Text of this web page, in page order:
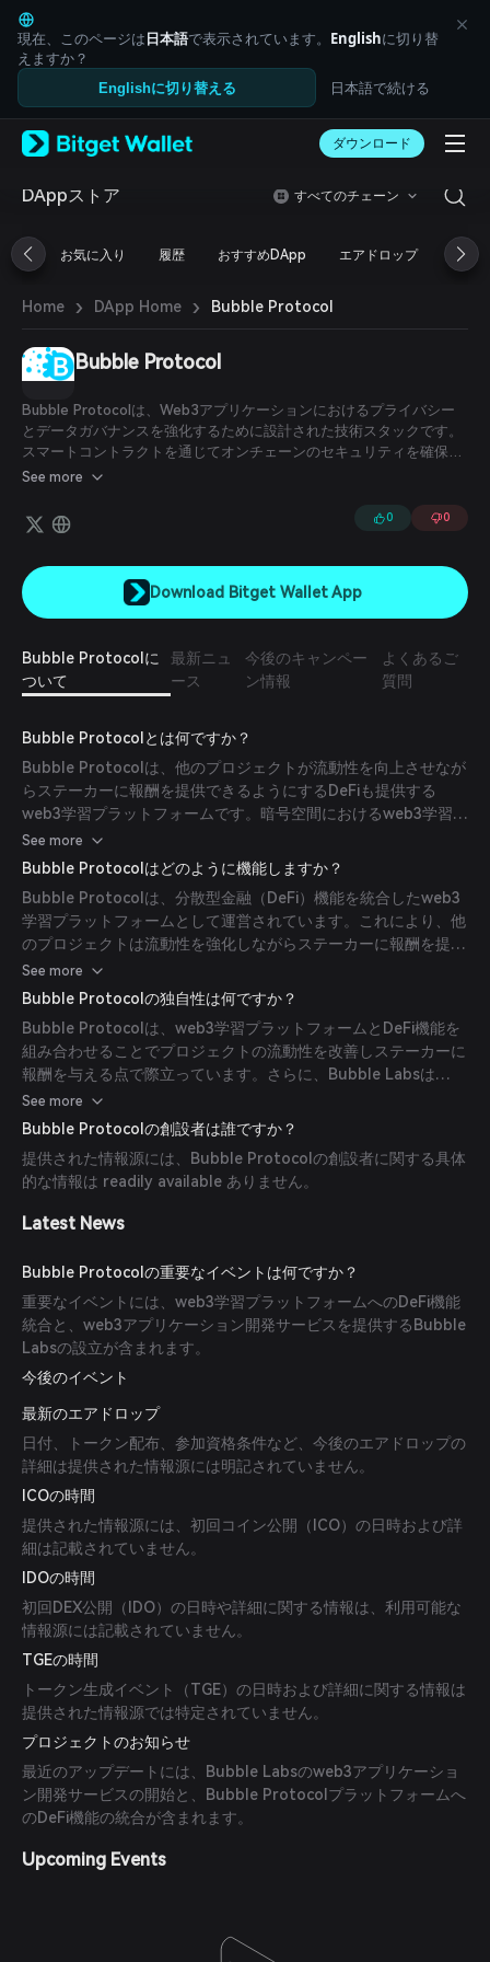
English
日本語
Tiếng Việt
Русский
Español (Latinoamérica)
Italiano
Deutsch
繁體中文
Português (Portugal)
ภาษาไทย
العربية
हिन्दी
বাংলা
Español
Português (Brasil)
Español (Argentina)
現在、このページは日本語で表示されています。 Englishに切り替
えますか？
Englishに切り替える 日本語で続ける
ダウンロード
DAppストア すべてのチェーン
お気に入り 履歴 おすすめDApp エアドロップ DeFi
Home › DApp Home › Bubble Protocol
Bubble Protocol
Bubble Protocolは、Web3アプリケーションにおけるプライバシー
とデータガバナンスを強化するために設計された技術スタックです。
スマートコントラクトを通じてオンチェーンのセキュリティを確保し
つつ、プライベートなオフチェーンデータの管理のためのフレームワ
See more
0 0
Download Bitget Wallet App
Bubble Protocolに
ついて
最新ニュ
ース
今後のキャンペー
ン情報
よくあるご
質問
Bubble Protocolとは何ですか？
Bubble Protocolは、他のプロジェクトが流動性を向上させなが
らステーカーに報酬を提供できるようにするDeFiも提供する
web3学習プラットフォームです。暗号空間におけるweb3学習と
分散型金融を簡素化することを目指しています。
See more
Bubble Protocolはどのように機能しますか？
Bubble Protocolは、分散型金融（DeFi）機能を統合したweb3
学習プラットフォームとして運営されています。これにより、他
のプロジェクトは流動性を強化しながらステーカーに報酬を提供
できます。さらに、Bubble Protocolの主要開発チームである
Bubble Labsは、他のプロジェクト作成者に対してweb3アプリ
ケーション開発サービスを提供し、トークン保有者と収益を共有
しています。
See more
Bubble Protocolの独自性は何ですか？
Bubble Protocolは、web3学習プラットフォームとDeFi機能を
組み合わせることでプロジェクトの流動性を改善しステーカーに
報酬を与える点で際立っています。さらに、Bubble Labsは
web3アプリケーション開発サービスを提供し、トークン保有者
と収益を共有することで協調的なエコシステムを育んでいます。
See more
Bubble Protocolの創設者は誰ですか？
提供された情報源には、Bubble Protocolの創設者に関する具体
的な情報は readily available ありません。
Latest News
Bubble Protocolの重要なイベントは何ですか？
重要なイベントには、web3学習プラットフォームへのDeFi機能
統合と、web3アプリケーション開発サービスを提供するBubble
Labsの設立が含まれます。
今後のイベント
最新のエアドロップ
日付、トークン配布、参加資格条件など、今後のエアドロップの
詳細は提供された情報源には明記されていません。
ICOの時間
提供された情報源には、初回コイン公開（ICO）の日時および詳
細は記載されていません。
IDOの時間
初回DEX公開（IDO）の日時や詳細に関する情報は、利用可能な
情報源には記載されていません。
TGEの時間
トークン生成イベント（TGE）の日時および詳細に関する情報は
提供された情報源では特定されていません。
プロジェクトのお知らせ
最近のアップデートには、Bubble Labsのweb3アプリケーショ
ン開発サービスの開始と、Bubble Protocolプラットフォームへ
のDeFi機能の統合が含まれます。
Upcoming Events